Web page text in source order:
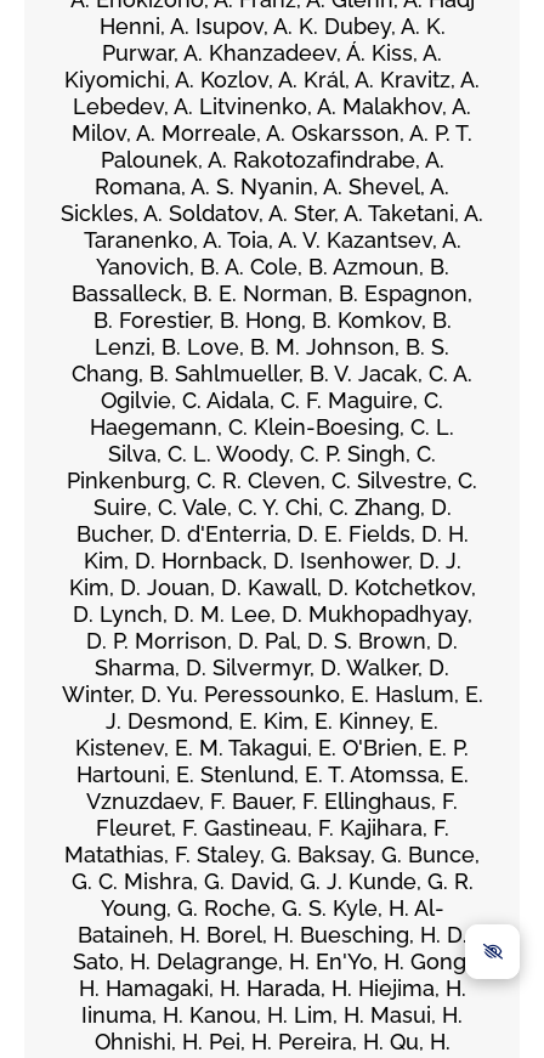
Henni, A. Isupov, A. K. Dubey, A. K.
Purwar, A. Khanzadeev, Á. Kiss, A.
Kiyomichi, A. Kozlov, A. Král, A. Kravitz, A.
Lebedev, A. Litvinenko, A. Malakhov, A.
Milov, A. Morreale, A. Oskarsson, A. P. T.
Palounek, A. Rakotozafindrabe, A.
Romana, A. S. Nyanin, A. Shevel, A.
Sickles, A. Soldatov, A. Ster, A. Taketani, A.
Taranenko, A. Toia, A. V. Kazantsev, A.
Yanovich, B. A. Cole, B. Azmoun, B.
Bassalleck, B. E. Norman, B. Espagnon,
B. Forestier, B. Hong, B. Komkov, B.
Lenzi, B. Love, B. M. Johnson, B. S.
Chang, B. Sahlmueller, B. V. Jacak, C. A.
Ogilvie, C. Aidala, C. F. Maguire, C.
Haegemann, C. Klein-Boesing, C. L.
Silva, C. L. Woody, C. P. Singh, C.
Pinkenburg, C. R. Cleven, C. Silvestre, C.
Suire, C. Vale, C. Y. Chi, C. Zhang, D.
Bucher, D. d'Enterria, D. E. Fields, D. H.
Kim, D. Hornback, D. Isenhower, D. J.
Kim, D. Jouan, D. Kawall, D. Kotchetkov,
D. Lynch, D. M. Lee, D. Mukhopadhyay,
D. P. Morrison, D. Pal, D. S. Brown, D.
Sharma, D. Silvermyr, D. Walker, D.
Winter, D. Yu. Peressounko, E. Haslum, E.
J. Desmond, E. Kim, E. Kinney, E.
Kistenev, E. M. Takagui, E. O'Brien, E. P.
Hartouni, E. Stenlund, E. T. Atomssa, E.
Vznuzdaev, F. Bauer, F. Ellinghaus, F.
Fleuret, F. Gastineau, F. Kajihara, F.
Matathias, F. Staley, G. Baksay, G. Bunce,
G. C. Mishra, G. David, G. J. Kunde, G. R.
Young, G. Roche, G. S. Kyle, H. Al-
Bataineh, H. Borel, H. Buesching, H. D.
Sato, H. Delagrange, H. En'Yo, H. Gong,
H. Hamagaki, H. Harada, H. Hiejima, H.
Iinuma, H. Kanou, H. Lim, H. Masui, H.
Ohnishi, H. Pei, H. Pereira, H. Qu, H.